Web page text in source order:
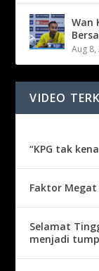
Wan
Aug 8,
VIDEO
“KPG tak
Faktor Megat
Selamat
menjadi